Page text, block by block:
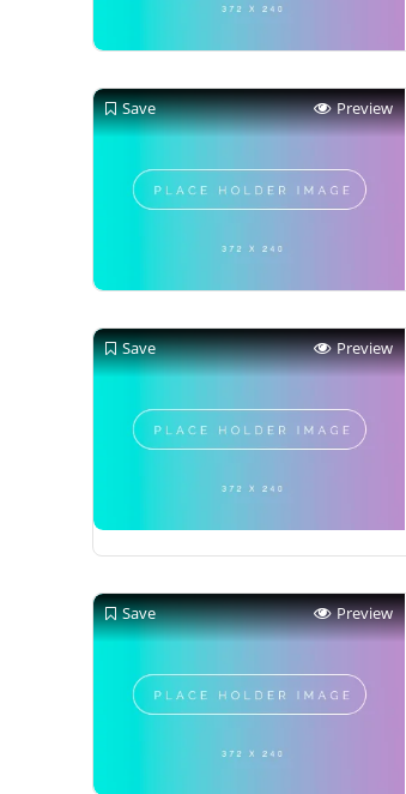
Save Preview
Save Preview
Save Preview